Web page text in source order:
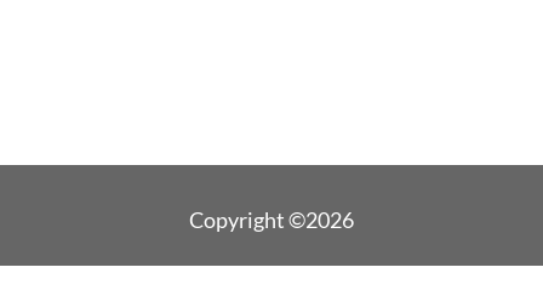
Copyright ©2026